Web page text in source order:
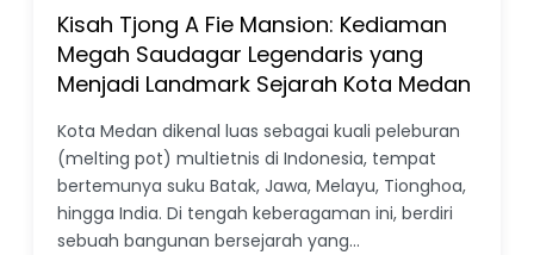
Kisah Tjong A Fie Mansion: Kediaman
Megah Saudagar Legendaris yang
Menjadi Landmark Sejarah Kota Medan
Kota Medan dikenal luas sebagai kuali peleburan
(melting pot) multietnis di Indonesia, tempat
bertemunya suku Batak, Jawa, Melayu, Tionghoa,
hingga India. Di tengah keberagaman ini, berdiri
sebuah bangunan bersejarah yang…